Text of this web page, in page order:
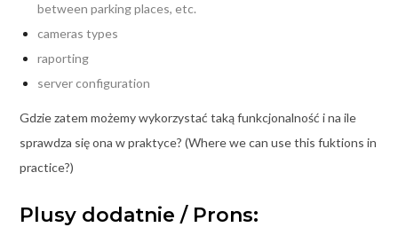
between parking places, etc.
cameras types
raporting
server configuration
Gdzie zatem możemy wykorzystać taką funkcjonalność i na ile
sprawdza się ona w praktyce? (Where we can use this fuktions in
practice?)
Plusy dodatnie / Prons: